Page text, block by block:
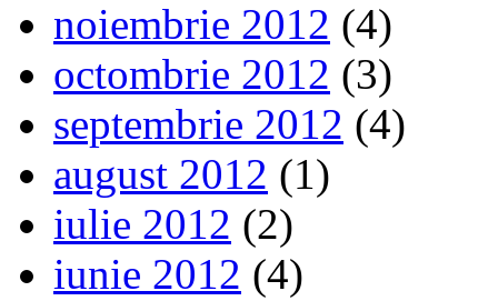
noiembrie 2012 (4)
octombrie 2012 (3)
septembrie 2012 (4)
august 2012 (1)
iulie 2012 (2)
iunie 2012 (4)